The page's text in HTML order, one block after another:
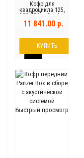
Кофр для
квадроцикла 125,
200, 250 кубов (со
спинкой)
11 841.00 р.
КУПИТЬ
Быстрый просмотр